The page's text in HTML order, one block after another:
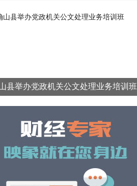
县举办党政机关公文处理业务培训班